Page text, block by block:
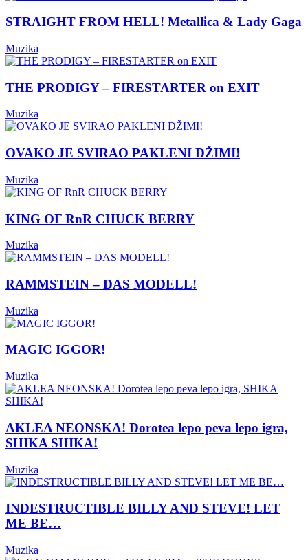
STRAIGHT FROM HELL! Metallica & Lady Gaga
Muzika
THE PRODIGY – FIRESTARTER on EXIT
Muzika
OVAKO JE SVIRAO PAKLENI DŽIMI!
Muzika
KING OF RnR CHUCK BERRY
Muzika
RAMMSTEIN – DAS MODELL!
Muzika
MAGIC IGGOR!
Muzika
AKLEA NEONSKA! Dorotea lepo peva lepo igra,
SHIKA SHIKA!
Muzika
INDESTRUCTIBLE BILLY AND STEVE! LET
ME BE…
Muzika